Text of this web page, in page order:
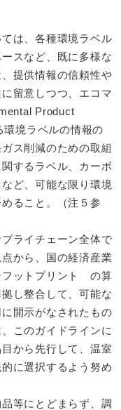
は、各種環境ラベル
スなど、既に多様な
提供情報の信頼性や
留意しつつ、エコマ
Product
境ラベルの情報の
ス削減のための取組
するラベル、カーボ
ど、可能な限り環境
ること。（注５参
ライチェーン全体で
から、国の経済産業
フットプリント の算
し整合して、可能な
開示がなされたもの
このガイドラインに
から先行して、温室
に選択するよう努め
等にとどまらず、調